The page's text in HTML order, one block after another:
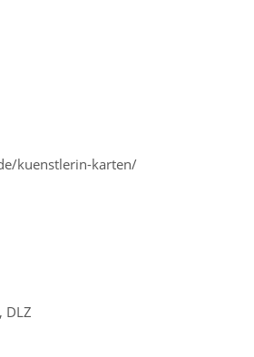
kuenstlerin-karten/
DLZ